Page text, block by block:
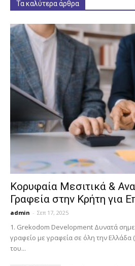
Τα καλύτερα άρθρα
Κορυφαία Μεσιτικά &
Γραφεία στην Κρήτη για
admin - Σεπ 17, 2025
1. Grekodom Development Δυνατά
γραφείο με γραφεία σε όλη την
του...